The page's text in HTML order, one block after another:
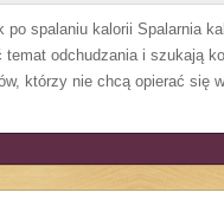
po spalaniu kalorii Spalarnia
odchudzania i szukają
którzy nie chcą opierać się